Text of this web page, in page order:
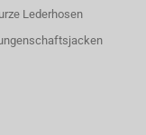
Lederhosen